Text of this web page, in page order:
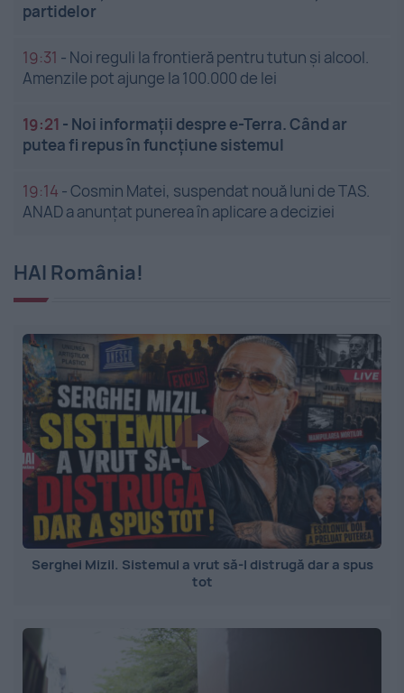
partidelor
19:31 - Noi reguli la frontieră pentru tutun și alcool.
Amenzile pot ajunge la 100.000 de lei
19:21 - Noi informații despre e-Terra. Când ar
putea fi repus în funcțiune sistemul
19:14 -Cosmin Matei, suspendat nouă luni de TAS.
ANAD a anunțat punerea în aplicare a deciziei
HAI România!
Serghei Mizil. Sistemul a vrut să-l distrugă dar a spus
tot